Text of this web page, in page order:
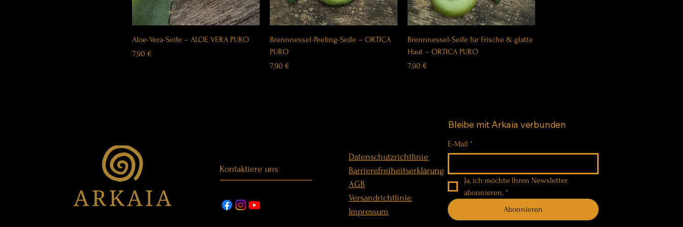
Aloe-Vera-Seife – ALOE VERA PURO
Price
7,90 €
Brennnessel-Peeling-Seife – ORTICA
PURO
Price
7,90 €
Brennnessel-Seife für Frische & glatte
Haut – ORTICA PURO
Price
7,90 €
Kontaktiere uns
Datenschutzrichtlinie
Barrierefreiheitserklärung
AGB
Versandrichtlinie
Impressum
Bleibe mit Arkaia verbunden
E-Mail *
Ja, ich möchte Ihren Newsletter
abonnieren. *
Abonnieren